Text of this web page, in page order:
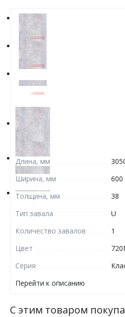
Длина, мм
Ширина, мм
600
Толщина, мм
38
Тип завала
U
Количество завалов
1
Цвет
Серия
Перейти к описанию
С этим товаром